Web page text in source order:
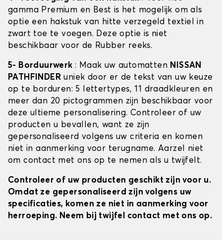
gamma Premium en Best is het mogelijk om als
optie een hakstuk van hitte verzegeld textiel in
zwart toe te voegen. Deze optie is niet
beschikbaar voor de Rubber reeks.
5- Borduurwerk : Maak uw automatten NISSAN
PATHFINDER uniek door er de tekst van uw keuze
op te borduren: 5 lettertypes, 11 draadkleuren en
meer dan 20 pictogrammen zijn beschikbaar voor
deze ultieme personalisering. Controleer of uw
producten u bevallen, want ze zijn
gepersonaliseerd volgens uw criteria en komen
niet in aanmerking voor terugname. Aarzel niet
om contact met ons op te nemen als u twijfelt.
Controleer of uw producten geschikt zijn voor u.
Omdat ze gepersonaliseerd zijn volgens uw
specificaties, komen ze niet in aanmerking voor
herroeping. Neem bij twijfel contact met ons op.